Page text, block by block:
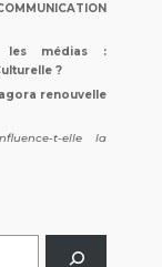
les médias :
?
renouvelle
t-elle la